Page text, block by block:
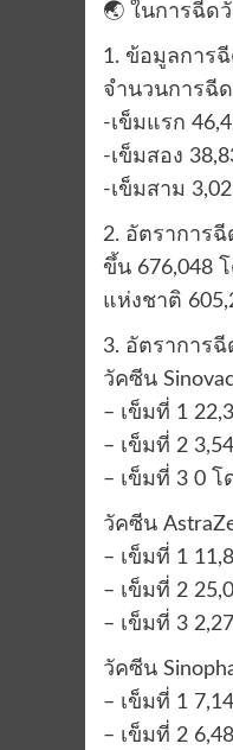
🌏 ในการฉีด
1. ข้อมูลการ
จำนวนการฉี
-เข็มแรก
-เข็มสอง
-เข็มสาม
2. อัตราการ
ขึ้น 676,048
แห่งชาติ
3. อัตราการ
วัคซีน Sinovac
– เข็มที่ 1
– เข็มที่ 2
– เข็มที่ 3 0 โ
วัคซีน
– เข็มที่ 1
– เข็มที่ 2
– เข็มที่ 3
วัคซีน
– เข็มที่ 1
– เข็มที่ 2